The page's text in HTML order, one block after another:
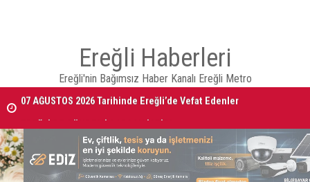
Ereğli Haberleri
Ereğli'nin Bağımsız Haber Kanalı Ereğli Metro
07 AĞUSTOS 2026 Tarihinde Ereğli’de Vefat Edenler
EREĞLİ'DE GÜNDEMİ SARSAN İSTİFA